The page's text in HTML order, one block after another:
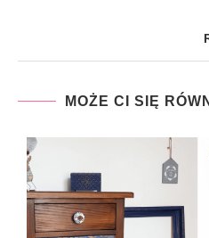
MOŻE CI SIĘ